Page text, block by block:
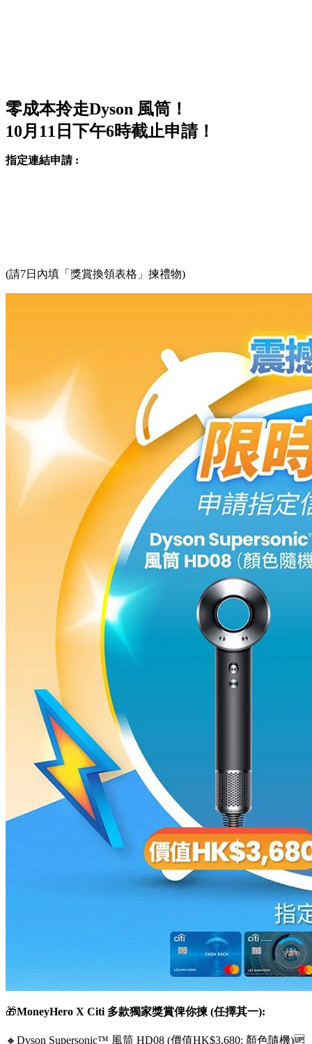
零成本拎走Dyson 風筒！
10月11日下午6時截止申請！
指定連結申請 :
(請7日內填「獎賞換領表格」揀禮物)
🎁MoneyHero X Citi 多款獨家獎賞俾你揀 (任擇其一):
🔸Dyson Supersonic™ 風筒 HD08 (價值HK$3,680; 顏色隨機)🆙